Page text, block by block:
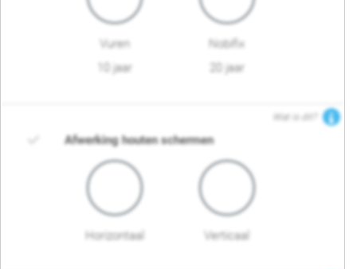
Vuren
10 jaar
Nobifix
20 jaar
Wat is dit?
Afwerking houten schermen
Horizontaal Verticaal